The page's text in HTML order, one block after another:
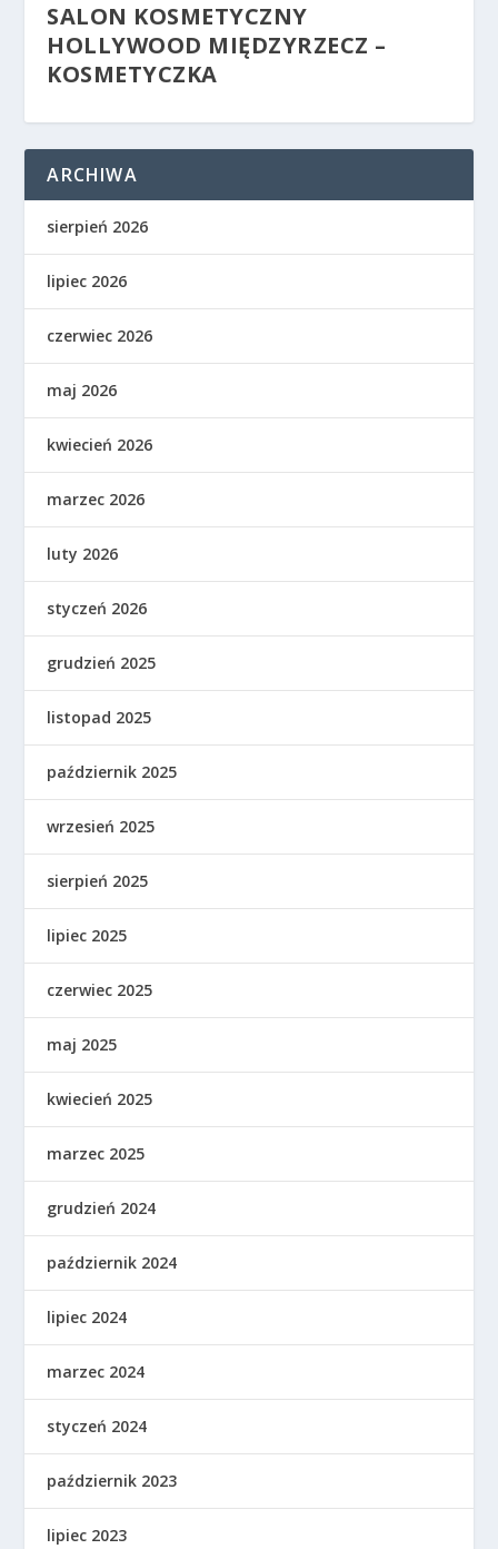
SALON KOSMETYCZNY
HOLLYWOOD MIĘDZYRZECZ –
KOSMETYCZKA
ARCHIWA
sierpień 2026
lipiec 2026
czerwiec 2026
maj 2026
kwiecień 2026
marzec 2026
luty 2026
styczeń 2026
grudzień 2025
listopad 2025
październik 2025
wrzesień 2025
sierpień 2025
lipiec 2025
czerwiec 2025
maj 2025
kwiecień 2025
marzec 2025
grudzień 2024
październik 2024
lipiec 2024
marzec 2024
styczeń 2024
październik 2023
lipiec 2023